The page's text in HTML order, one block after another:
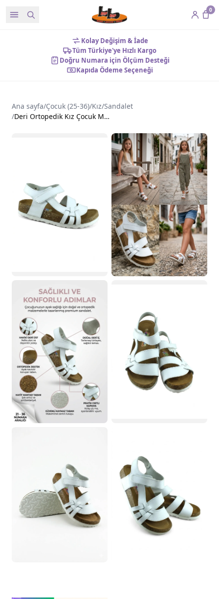
0
Kolay Değişim & İade
Tüm Türkiye'ye Hızlı Kargo
Doğru Numara için Ölçüm Desteği
Kapıda Ödeme Seçeneği
Ana sayfa/Çocuk (25-36)/Kız/Sandalet
/
Deri Ortopedik Kız Çocuk Mantar Taban Sandalet Beyaz